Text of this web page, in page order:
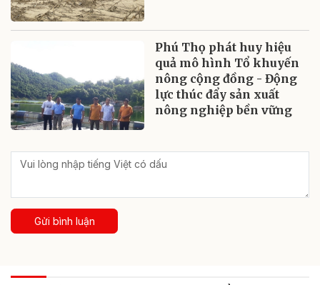
Phú Thọ phát huy hiệu
quả mô hình Tổ khuyến
nông cộng đồng - Động
lực thúc đẩy sản xuất
nông nghiệp bền vững
Gửi bình luận